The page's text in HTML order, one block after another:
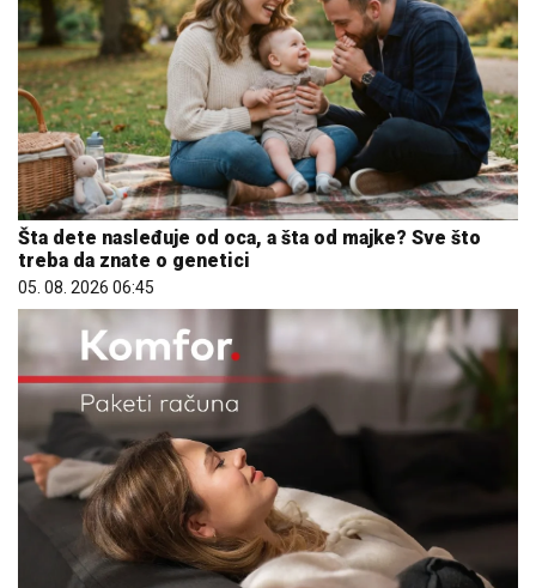
Šta dete nasleđuje od oca, a šta od majke? Sve što
treba da znate o genetici
05. 08. 2026 06:45